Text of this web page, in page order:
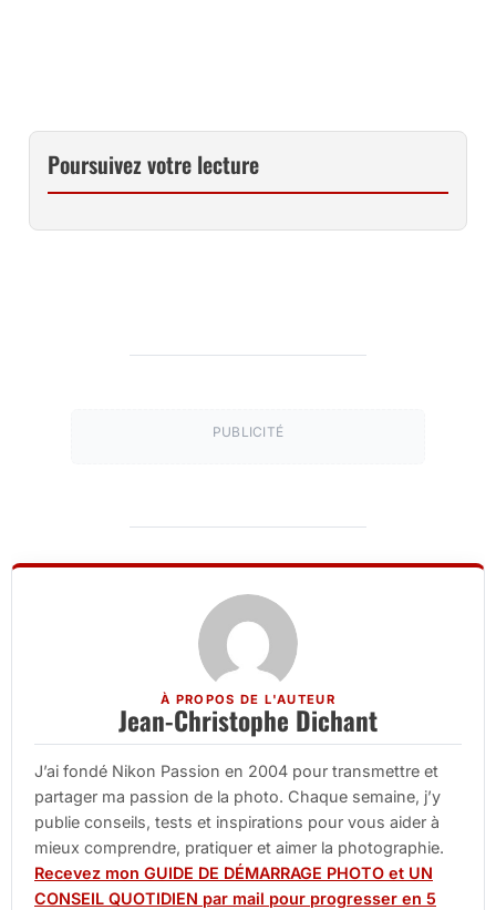
Poursuivez votre lecture
PUBLICITÉ
À PROPOS DE L'AUTEUR
Jean-Christophe Dichant
J’ai fondé Nikon Passion en 2004 pour transmettre et
partager ma passion de la photo. Chaque semaine, j’y
publie conseils, tests et inspirations pour vous aider à
mieux comprendre, pratiquer et aimer la photographie.
Recevez mon GUIDE DE DÉMARRAGE PHOTO et UN
CONSEIL QUOTIDIEN par mail pour progresser en 5